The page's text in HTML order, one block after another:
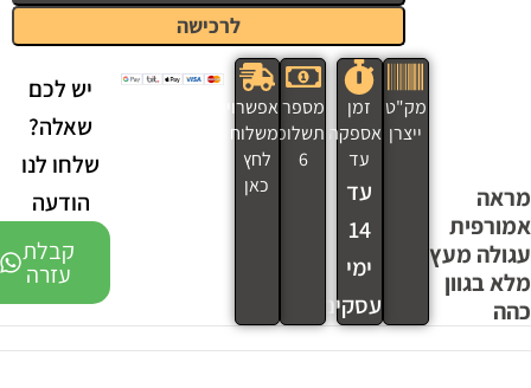
לרכישה
מראה
אמורפית
עגולה מעץ
מלא בגוון
כהה
מק"ט
ייצרן
זמן
אספקה
עד
עד
14
ימי
עסקים
מספר
תשלומים
6
אפשרויות
משלוח
לחץ
כאן
יש לכם
שאלה?
שלחו לנו
הודעה
קבלת
עזרה